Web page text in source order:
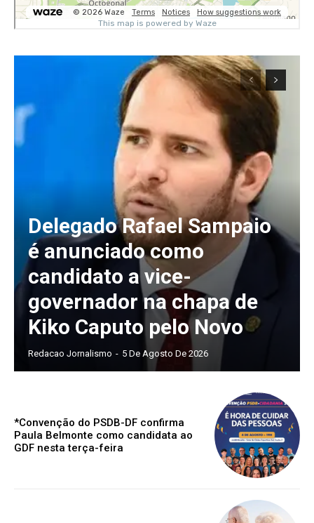
Delegado Rafael Sampaio
é anunciado como
candidato a vice-
governador na chapa de
Kiko Caputo pelo Novo
Redacao Jornalismo - 5 De Agosto De 2026
*Convenção do PSDB-DF confirma
Paula Belmonte como candidata ao
GDF nesta terça-feira